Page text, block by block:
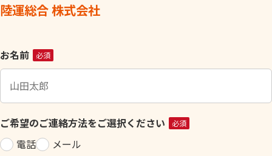
陸運総合 株式会社
こ
の
ィ
ー
ル
ド
お名前 必須
ご希望のご連絡方法をご選択ください 必須
電話
メール